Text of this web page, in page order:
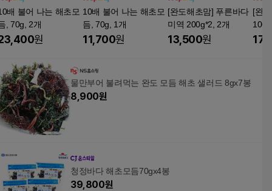
배 불어 나는 해초모
, 70g, 2개
원
10배 불어 나는 해초모
듬, 70g, 1개
11,700원
[완도해초맘] 푸른바다
미역 200g*2, 2개
13,500원
[완
초류
물만부어 불려먹는 완도 모듬 해초 샐러드 8gx7봉
8,900원
청정바다 해초모듬70gx4봉
39,800원